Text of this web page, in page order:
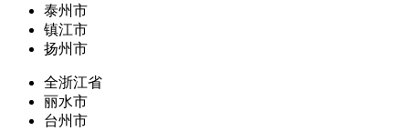
泰州市
镇江市
扬州市
全浙江省
丽水市
台州市